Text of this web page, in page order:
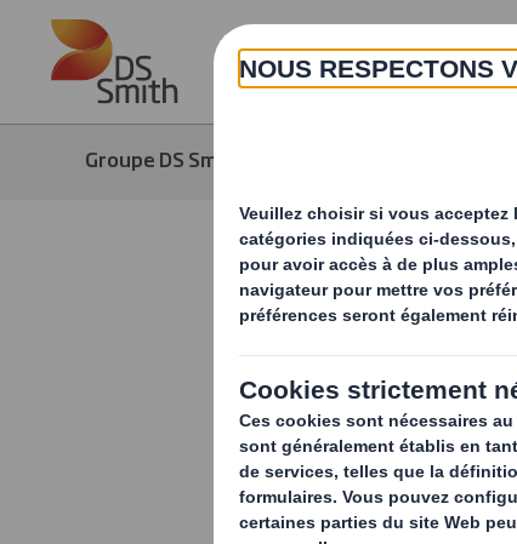
Skip to main content
Groupe DS Smith
Investir